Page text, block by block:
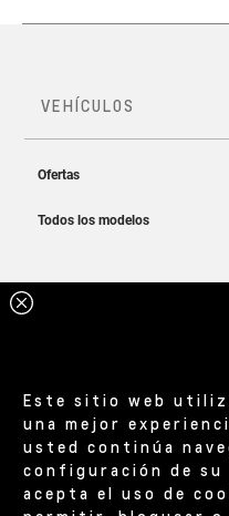
Este sitio web
una mejor
usted continúa
configuración de su
acepta el uso de